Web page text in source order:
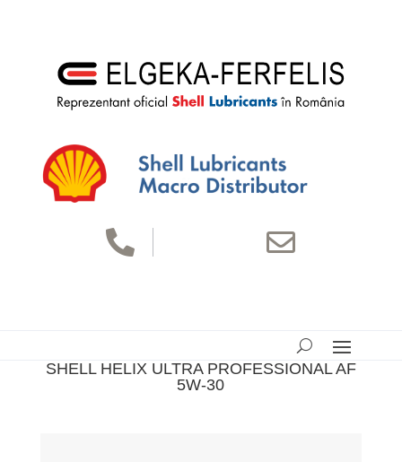
 
SHELL HELIX ULTRA PROFESSIONAL AF
5W-30